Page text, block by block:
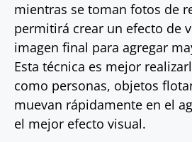
mientras se toman fotos de
permitirá crear un efecto de
imagen final para agregar
Esta técnica es mejor
como personas, objetos
muevan rápidamente en el
el mejor efecto visual.